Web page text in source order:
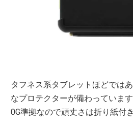
タフネス系タブレットほどでは
なプロテクターが備わっていま
0G準拠なので頑丈さは折り紙付き